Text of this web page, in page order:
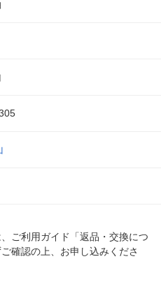
ご利用ガイド「返品・交換につ
確認の上、お申し込みくださ